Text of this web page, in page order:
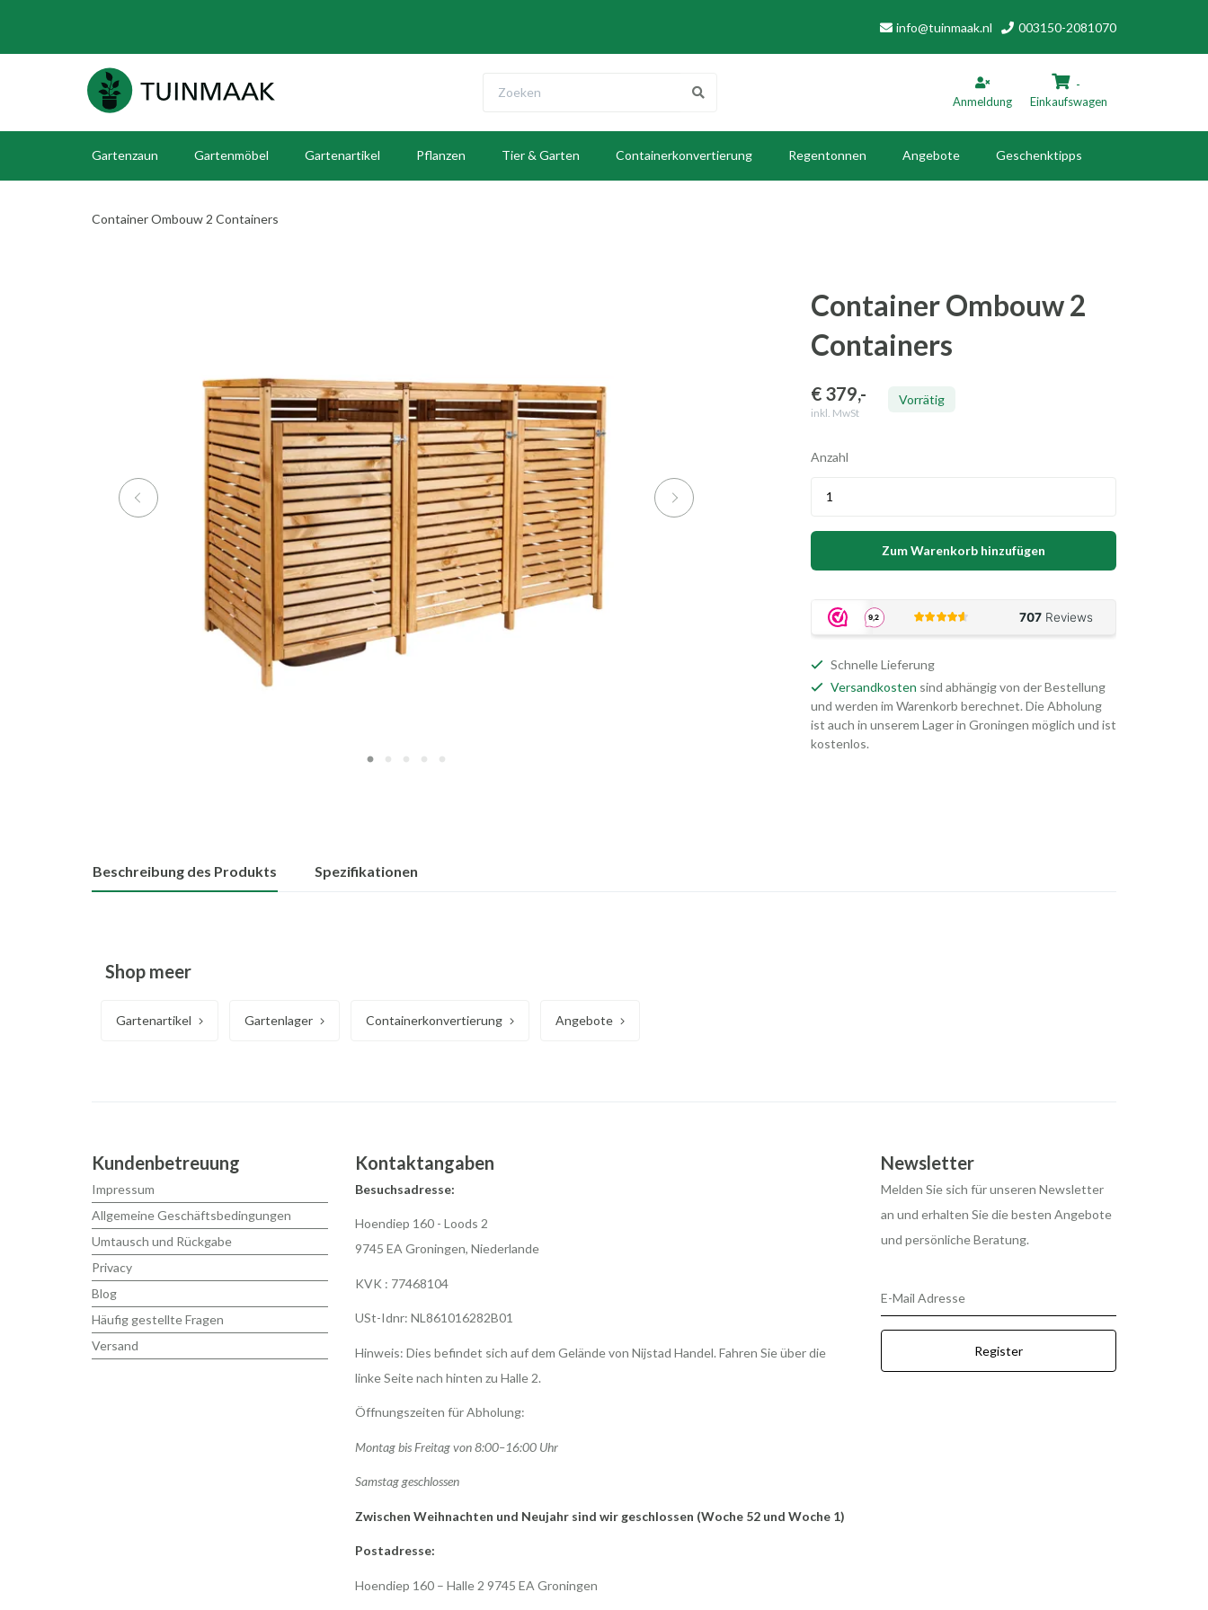
info@tuinmaak.nl 003150-2081070
Anmeldung
-
Einkaufswagen
Gartenzaun Gartenmöbel Gartenartikel Pflanzen Tier & Garten Containerkonvertierung Regentonnen Angebote Geschenktipps
Füllen Sie es mit Produkten.
Container Ombouw 2 Containers
Container Ombouw 2
Containers
€ 379,-
inkl. MwSt
Vorrätig
Anzahl
Zum Warenkorb hinzufügen
Schnelle Lieferung
Versandkosten sind abhängig von der Bestellung
und werden im Warenkorb berechnet. Die Abholung
ist auch in unserem Lager in Groningen möglich und ist
kostenlos.
Beschreibung des Produkts Spezifikationen
Shop meer
Gartenartikel Gartenlager Containerkonvertierung Angebote
Kundenbetreuung
Impressum
Allgemeine Geschäftsbedingungen
Umtausch und Rückgabe
Privacy
Blog
Häufig gestellte Fragen
Versand
Kontaktangaben
Besuchsadresse:
Hoendiep 160 - Loods 2
9745 EA Groningen, Niederlande
KVK : 77468104
USt-Idnr: NL861016282B01
Hinweis: Dies befindet sich auf dem Gelände von Nijstad Handel. Fahren Sie über die
linke Seite nach hinten zu Halle 2.
Öffnungszeiten für Abholung:
Montag bis Freitag von 8:00–16:00 Uhr
Samstag geschlossen
Zwischen Weihnachten und Neujahr sind wir geschlossen (Woche 52 und Woche 1)
Postadresse:
Hoendiep 160 – Halle 2 9745 EA Groningen
Newsletter
Melden Sie sich für unseren Newsletter
an und erhalten Sie die besten Angebote
und persönliche Beratung.
E-Mail Adresse
Register